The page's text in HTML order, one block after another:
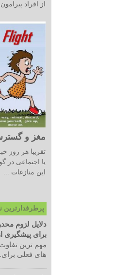
از افراد
مغز و
تقریبا هر روز
یا اجتماعی در
این منازعات ...
پرطرفدارترین
دلایل لزوم
برای پیشگیری
مهم ترین
های فعلی